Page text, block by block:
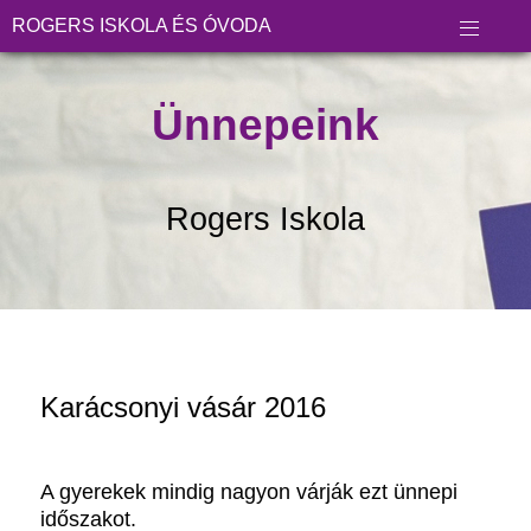
ROGERS ISKOLA ÉS ÓVODA
Ünnepeink
Rogers Iskola
Karácsonyi vásár 2016
A gyerekek mindig nagyon várják ezt ünnepi
időszakot.